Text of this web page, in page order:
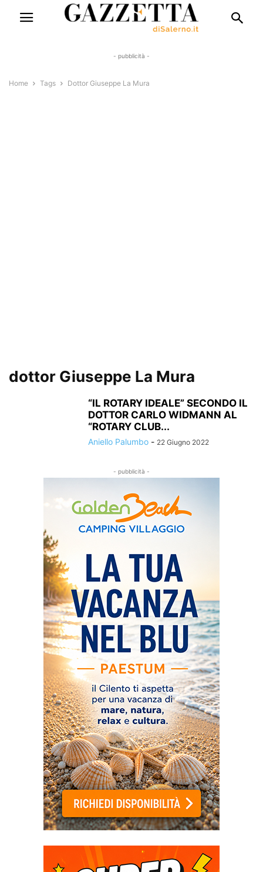
- pubblicità -
Home Tags Dottor Giuseppe La Mura
dottor Giuseppe La Mura
“IL ROTARY IDEALE” SECONDO IL
DOTTOR CARLO WIDMANN AL
“ROTARY CLUB...
Aniello Palumbo - 22 Giugno 2022
- pubblicità -